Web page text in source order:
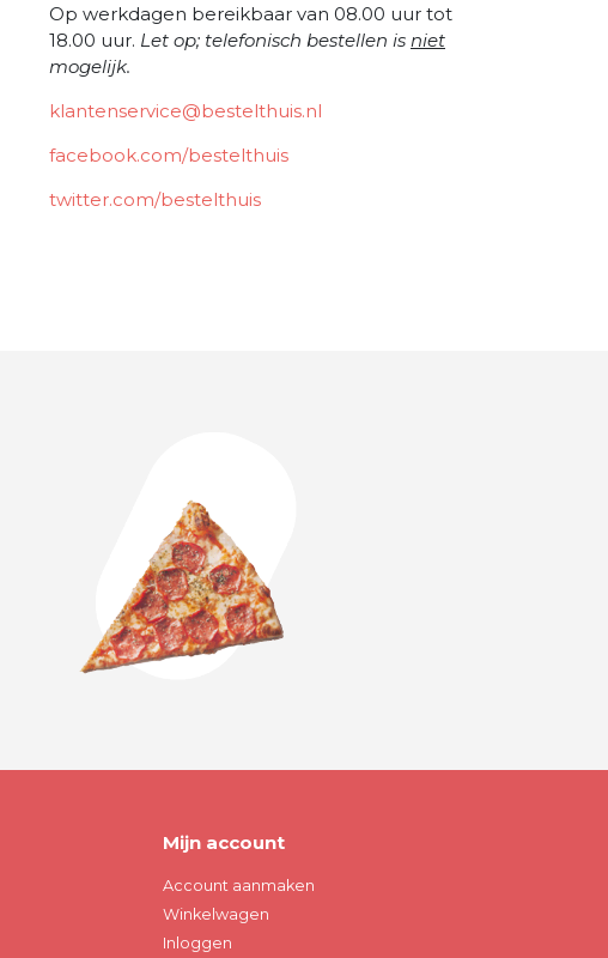
Op werkdagen bereikbaar van 08.00 uur tot
18.00 uur. Let op; telefonisch bestellen is niet
mogelijk.
klantenservice@bestelthuis.nl
facebook.com/bestelthuis
twitter.com/bestelthuis
Mijn account
Account aanmaken
Winkelwagen
Inloggen